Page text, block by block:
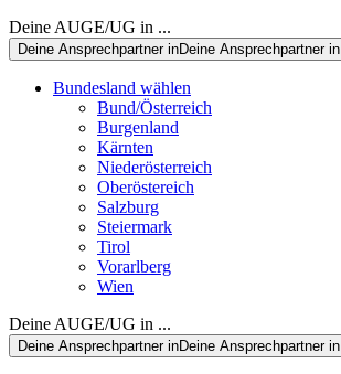
Deine AUGE/UG in ...
Deine Ansprechpartner inDeine Ansprechpartner in
Bundesland wählen
Bund/Österreich
Burgenland
Kärnten
Niederösterreich
Oberöstereich
Salzburg
Steiermark
Tirol
Vorarlberg
Wien
Deine AUGE/UG in ...
Deine Ansprechpartner inDeine Ansprechpartner in